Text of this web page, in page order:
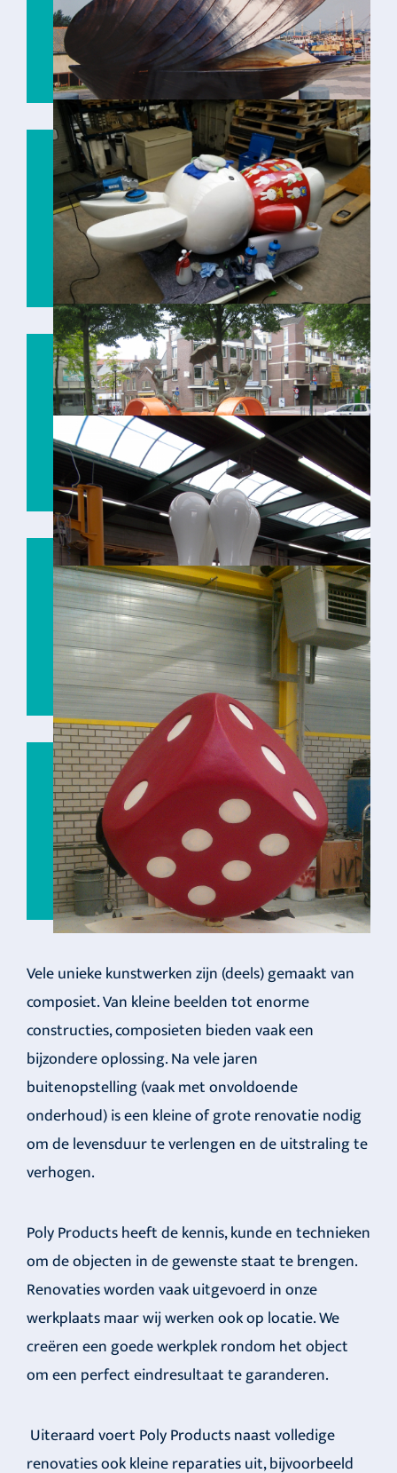
Vele unieke kunstwerken zijn (deels) gemaakt van
composiet. Van kleine beelden tot enorme
constructies, composieten bieden vaak een
bijzondere oplossing. Na vele jaren
buitenopstelling (vaak met onvoldoende
onderhoud) is een kleine of grote renovatie nodig
om de levensduur te verlengen en de uitstraling te
verhogen.
Poly Products heeft de kennis, kunde en technieken
om de objecten in de gewenste staat te brengen.
Renovaties worden vaak uitgevoerd in onze
werkplaats maar wij werken ook op locatie. We
creëren een goede werkplek rondom het object
om een perfect eindresultaat te garanderen.
Uiteraard voert Poly Products naast volledige
renovaties ook kleine reparaties uit, bijvoorbeeld